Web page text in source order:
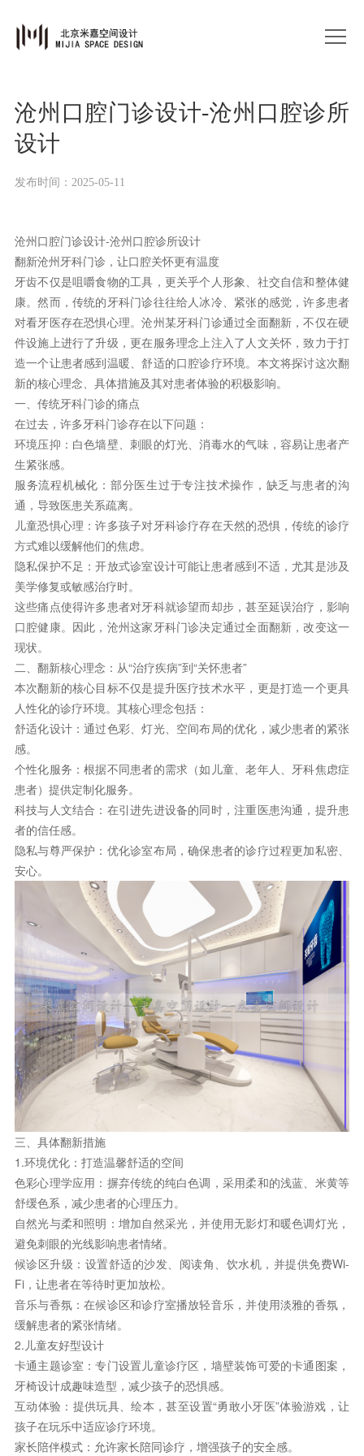
沧州口腔门诊设计-沧州口腔诊所
设计
发布时间：2025-05-11
沧州口腔门诊设计-沧州口腔诊所设计
翻新沧州牙科门诊，让口腔关怀更有温度
牙齿不仅是咀嚼食物的工具，更关乎个人形象、社交自信和整体健
康。然而，传统的牙科门诊往往给人冰冷、紧张的感觉，许多患者
对看牙医存在恐惧心理。沧州某牙科门诊通过全面翻新，不仅在硬
件设施上进行了升级，更在服务理念上注入了人文关怀，致力于打
造一个让患者感到温暖、舒适的口腔诊疗环境。本文将探讨这次翻
新的核心理念、具体措施及其对患者体验的积极影响。
一、传统牙科门诊的痛点
在过去，许多牙科门诊存在以下问题：
环境压抑：白色墙壁、刺眼的灯光、消毒水的气味，容易让患者产
生紧张感。
服务流程机械化：部分医生过于专注技术操作，缺乏与患者的沟
通，导致医患关系疏离。
儿童恐惧心理：许多孩子对牙科诊疗存在天然的恐惧，传统的诊疗
方式难以缓解他们的焦虑。
隐私保护不足：开放式诊室设计可能让患者感到不适，尤其是涉及
美学修复或敏感治疗时。
这些痛点使得许多患者对牙科就诊望而却步，甚至延误治疗，影响
口腔健康。因此，沧州这家牙科门诊决定通过全面翻新，改变这一
现状。
二、翻新核心理念：从“治疗疾病”到“关怀患者”
本次翻新的核心目标不仅是提升医疗技术水平，更是打造一个更具
人性化的诊疗环境。其核心理念包括：
舒适化设计：通过色彩、灯光、空间布局的优化，减少患者的紧张
感。
个性化服务：根据不同患者的需求（如儿童、老年人、牙科焦虑症
患者）提供定制化服务。
科技与人文结合：在引进先进设备的同时，注重医患沟通，提升患
者的信任感。
隐私与尊严保护：优化诊室布局，确保患者的诊疗过程更加私密、
安心。
三、具体翻新措施
1.环境优化：打造温馨舒适的空间
色彩心理学应用：摒弃传统的纯白色调，采用柔和的浅蓝、米黄等
舒缓色系，减少患者的心理压力。
自然光与柔和照明：增加自然采光，并使用无影灯和暖色调灯光，
避免刺眼的光线影响患者情绪。
候诊区升级：设置舒适的沙发、阅读角、饮水机，并提供免费Wi-
Fi，让患者在等待时更加放松。
音乐与香氛：在候诊区和诊疗室播放轻音乐，并使用淡雅的香氛，
缓解患者的紧张情绪。
2.儿童友好型设计
卡通主题诊室：专门设置儿童诊疗区，墙壁装饰可爱的卡通图案，
牙椅设计成趣味造型，减少孩子的恐惧感。
互动体验：提供玩具、绘本，甚至设置“勇敢小牙医”体验游戏，让
孩子在玩乐中适应诊疗环境。
家长陪伴模式：允许家长陪同诊疗，增强孩子的安全感。